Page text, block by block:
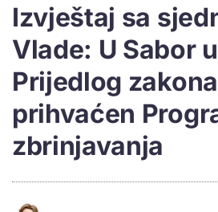
Izvještaj sa
Vlade: U Sabor
Prijedlog
prihvaćen
zbrinjavanja